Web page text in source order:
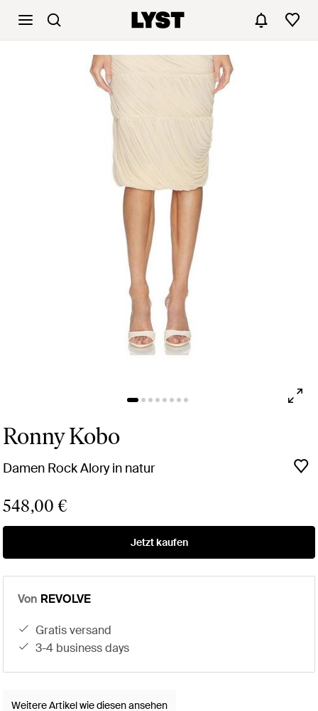
Ronny Kobo
Damen Rock Alory in natur
548,00 €
Jetzt kaufen
Von REVOLVE
gratis versand
3-4 business days
Weitere Artikel wie diesen ansehen